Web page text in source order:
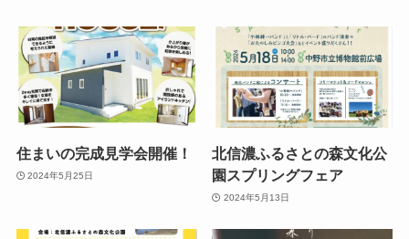
住まいの完成見学会開催！
2024年5月25日
北信濃ふるさとの森文化公
園スプリングフェア
2024年5月13日